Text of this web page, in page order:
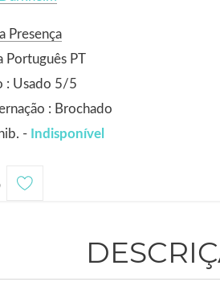
Presença
Português PT
: Usado 5/5
: Brochado
- Indisponível